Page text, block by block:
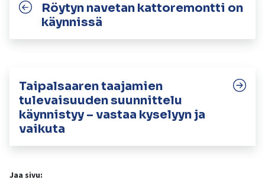
Röytyn navetan kattoremontti on
käynnissä
Taipalsaaren taajamien
tulevaisuuden suunnittelu
käynnistyy – vastaa kyselyyn ja
vaikuta
Jaa sivu: